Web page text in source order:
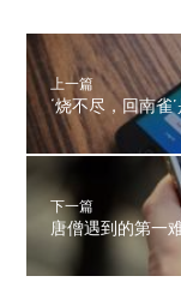
上一篇
‘烧不尽，回南雀
下一篇
唐僧遇到的第一